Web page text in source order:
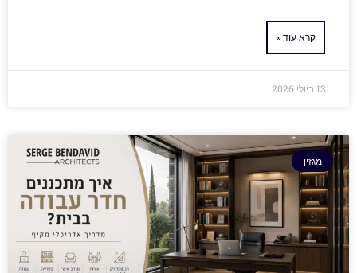
קרא עוד »
13 ביולי 2026
מגזין